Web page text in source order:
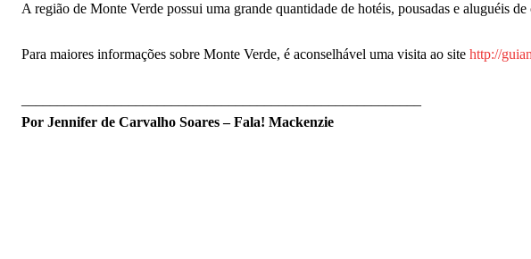
A região de Monte Verde possui uma grande quantidade de hotéis, pousadas e aluguéis de
Para maiores informações sobre Monte Verde, é aconselhável uma visita ao site http://
Por Jennifer de Carvalho Soares – Fala! Mackenzie